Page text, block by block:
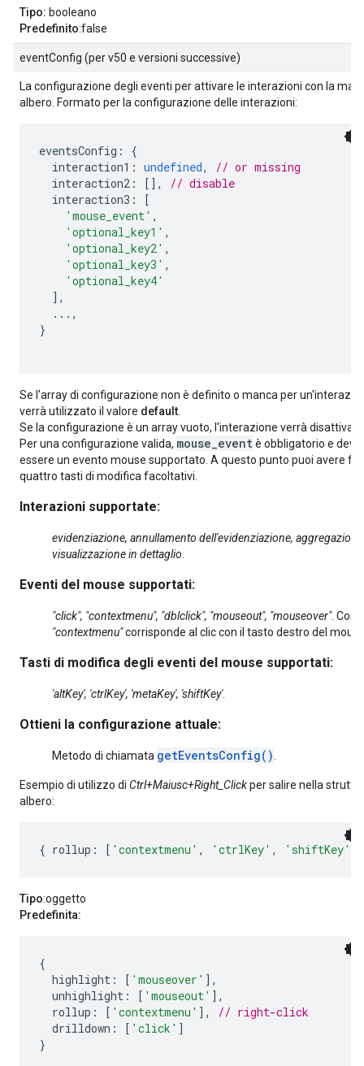
Tipo: booleano
Predefinito:false
eventConfig (per v50 e versioni successive)
La configurazione degli eventi per attivare le interazioni con la
albero. Formato per la configurazione delle interazioni:
eventsConfig :
{
interaction1 : undefined,
// or missing
interaction2 : [],
// disable
interaction3 :
[
'mouse_event' ,
'optional_key1' ,
'optional_key2' ,
'optional_key3' ,
'optional_key4'
],
...,
}
Se l'array di configurazione non è definito o manca per
verrà utilizzato il valore default
Se la configurazione è un array vuoto, l'interazione verrà
Per una configurazione valida, mouse_eventè obbligatorio e deve
essere un evento mouse supportato. A questo punto puoi avere
quattro tasti di modifica facoltativi.
Interazioni supportate:
evidenziazione, annullamento dell'evidenziazione,
visualizzazione in dettaglio
Eventi del mouse supportati:
"click", "contextmenu", "dblclick", "mouseout", "mouseover". Con
"contextmenu"corrisponde al clic con il tasto destro del
Tasti di modifica degli eventi del mouse supportati:
'altKey', 'ctrlKey', 'metaKey', 'shiftKey'.
Ottieni la configurazione attuale:
Metodo di chiamata getEventsConfig()
Esempio di utilizzo di Ctrl+Maiusc+Right_Clickper salire nella
albero:
{ rollup : [ 'contextmenu' , 'ctrlKey' , 'shiftKey'
Tipo:oggetto
Predefinita:
{
highlight : [ 'mouseover' ],
unhighlight : [ 'mouseout' ],
rollup : [ 'contextmenu' ],
// right-click
drilldown : [ 'click' ]
}